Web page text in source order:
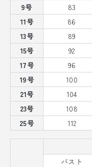
9号
83
11号
86
13号
89
15号
92
17号
96
19号
100
21号
104
23号
108
25号
112
バスト